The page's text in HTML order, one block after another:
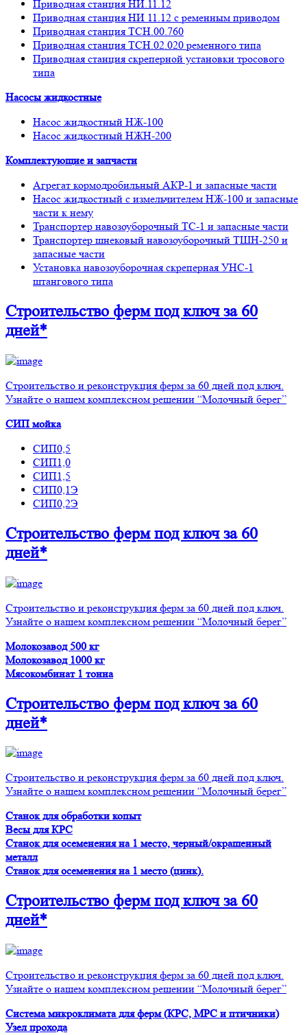
Приводная станция НИ.11.12
Приводная станция НИ 11.12 с ременным приводом
Приводная станция ТСН.00.760
Приводная станция ТСН.02.020 ременного типа
Приводная станция скреперной установки тросового
типа
Насосы жидкостные
Насос жидкостный НЖ-100
Насос жидкостный НЖН-200
Комплектующие и запчасти
Агрегат кормодробильный АКР-1 и запасные части
Насос жидкостный с измельчителем НЖ-100 и запасные
части к нему
Транспортер навозоуборочный ТС-1 и запасные части
Транспортер шнековый навозоуборочный ТШН-250 и
запасные части
Установка навозоуборочная скреперная УНС-1
штангового типа
Строительство фермпод ключ за 60
дней*
Строительство и реконструкция ферм за 60 дней под ключ.
Узнайте о нашем комплексном решении “Молочный берег”
СИП мойка
СИП0,5
СИП1,0
СИП1,5
СИП0,1Э
СИП0,2Э
Строительство фермпод ключ за 60
дней*
Строительство и реконструкция ферм за 60 дней под ключ.
Узнайте о нашем комплексном решении “Молочный берег”
Молокозавод 500 кг
Молокозавод 1000 кг
Мясокомбинат 1 тонна
Строительство фермпод ключ за 60
дней*
Строительство и реконструкция ферм за 60 дней под ключ.
Узнайте о нашем комплексном решении “Молочный берег”
Станок для обработки копыт
Весы для КРС
Станок для осеменения на 1 место, черный/окрашенный
металл
Станок для осеменения на 1 место (цинк).
Строительство фермпод ключ за 60
дней*
Строительство и реконструкция ферм за 60 дней под ключ.
Узнайте о нашем комплексном решении “Молочный берег”
Система микроклимата для ферм (КРС, МРС и птичники)
Узел прохода